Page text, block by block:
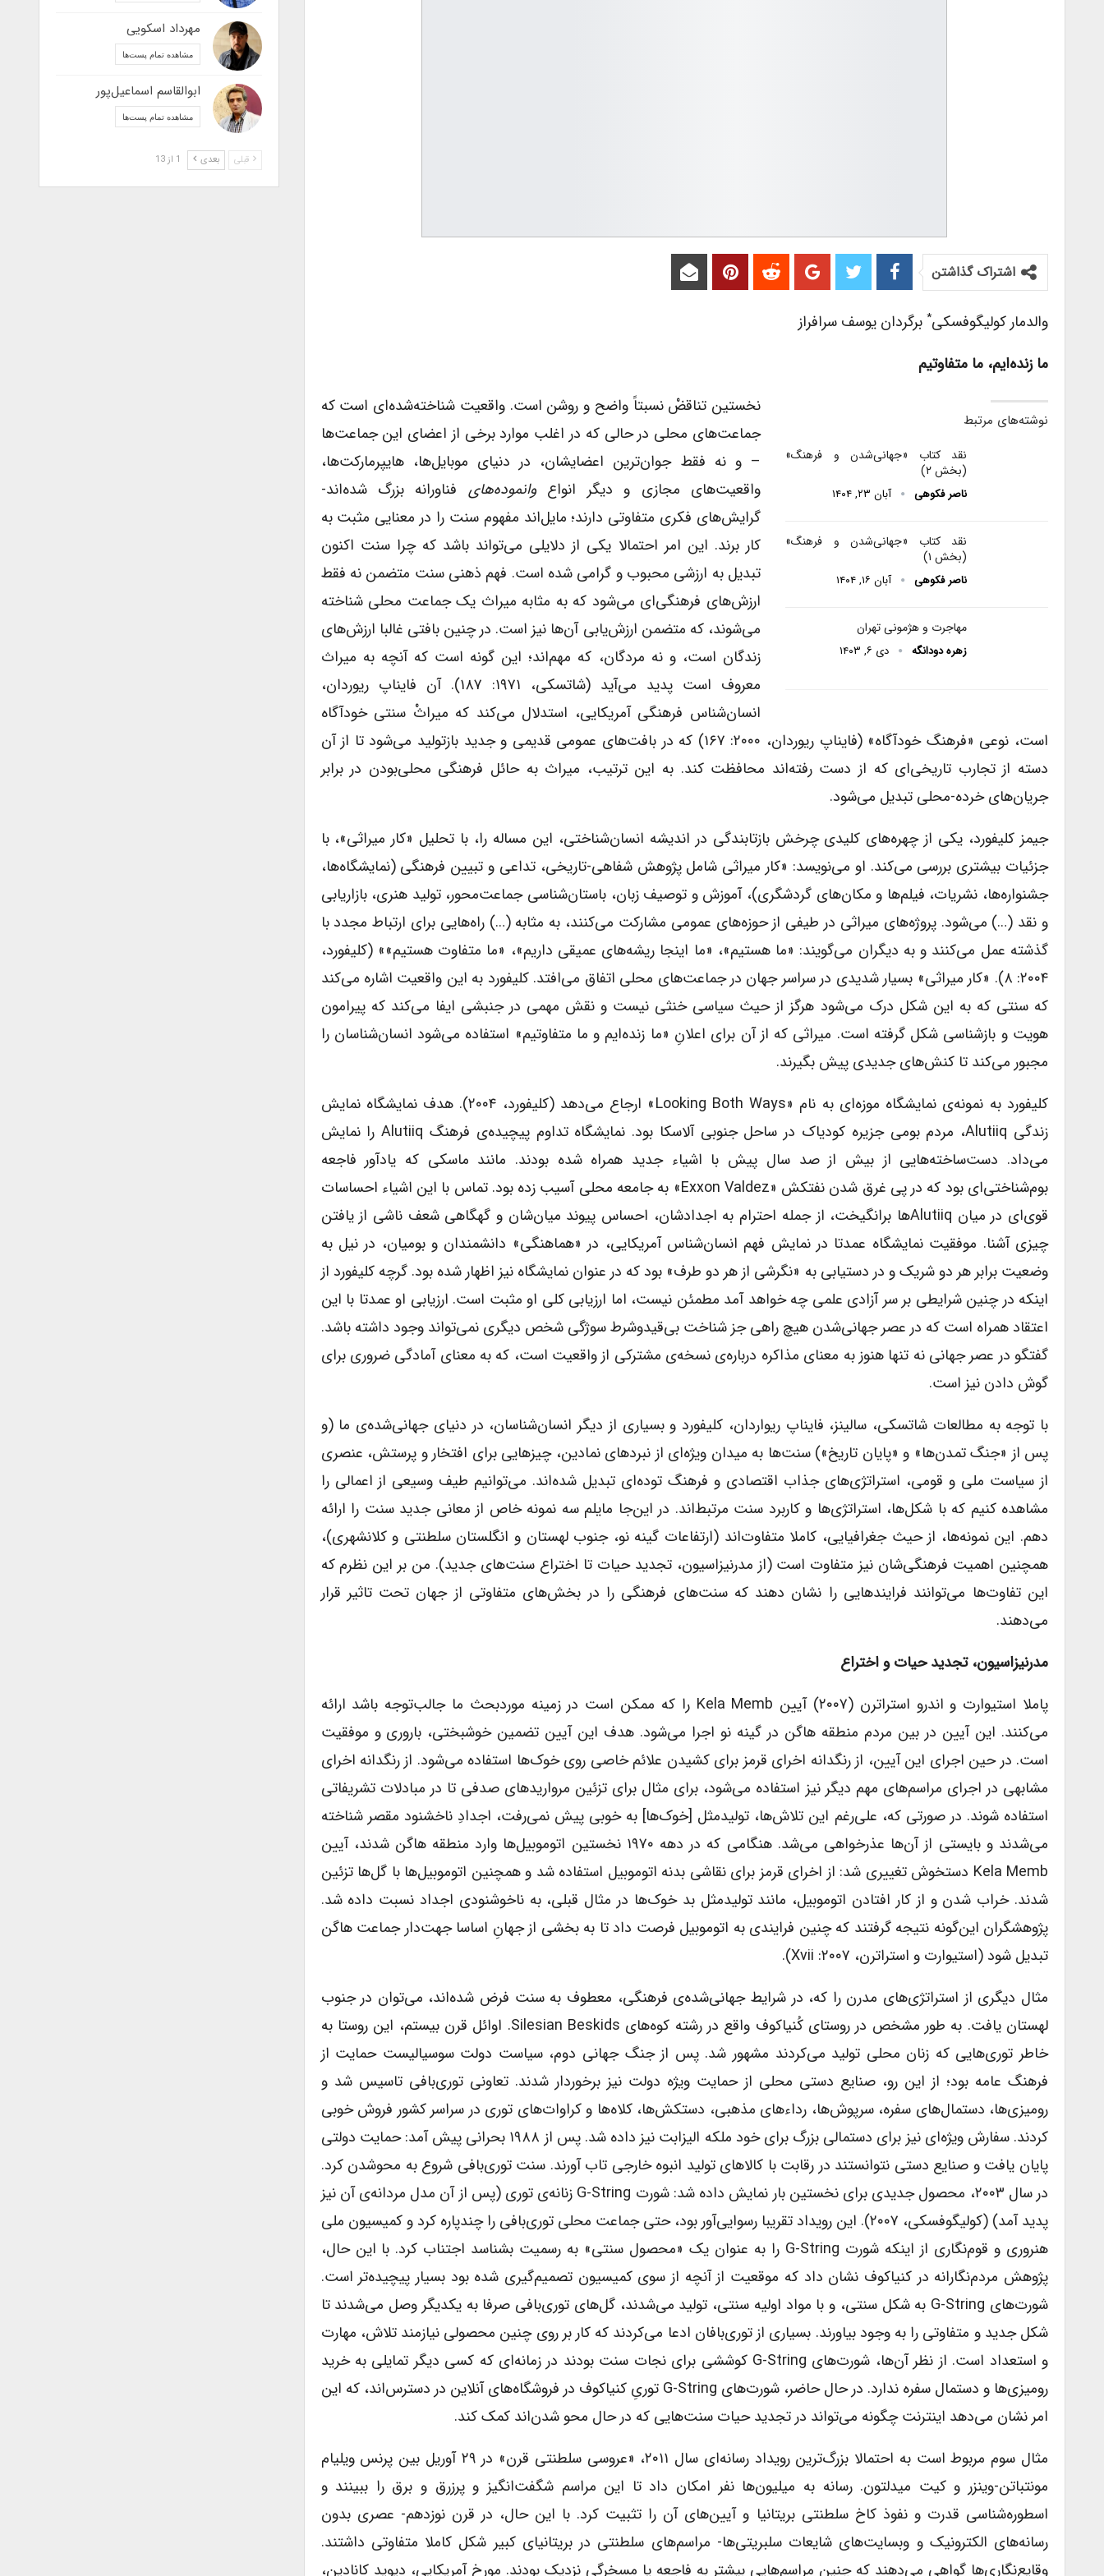
اشتراک گذاشتن
والدمار کولیگوفسکی* برگردان یوسف سرافراز
ما زنده‌ایم، ما متفاوتیم
نوشته‌های مرتبط
نقد کتاب «جهانی‌شدن و فرهنگ»
(بخش ۲)
ناصر فکوهی آبان ۲۳, ۱۴۰۴
نقد کتاب «جهانی‌شدن و فرهنگ»
(بخش ۱)
ناصر فکوهی آبان ۱۶, ۱۴۰۴
مهاجرت‌ و هژمونی تهران
زهره دودانگه دی ۶, ۱۴۰۳
نخستین تناقضْ نسبتاً واضح و روشن است. واقعیت شناخته‌شده‌ای است که
جماعت‌های محلی در حالی که در اغلب موارد برخی از اعضای این جماعت‌ها
– و نه فقط جوان‌ترین اعضایشان، در دنیای موبایل‌ها، هایپرمارکت‌ها،
واقعیت‌های مجازی و دیگر انواعوانموده‌های فناورانه بزرگ شده‌اند-
گرایش‌های فکری متفاوتی دارند؛ مایل‌اند مفهوم سنت را در معنایی مثبت به
کار برند. این امر احتمالا یکی از دلایلی می‌تواند باشد که چرا سنت اکنون
تبدیل به ارزشی محبوب و گرامی شده است. فهم ذهنی سنت متضمن نه فقط
ارزش‌های فرهنگی‌ای می‌شود که به مثابه میراث یک جماعت محلی شناخته
می‌شوند، که متضمن ارزش‌یابی آن‌ها نیز است. در چنین بافتی غالبا ارزش‌های
زندگان است، و نه مردگان، که مهم‌اند؛ این گونه است که آنچه به میراث
معروف است پدید می‌آید (شاتسکی، ۱۹۷۱: ۱۸۷). آن فایناپ ریوردان،
انسان‌شناس فرهنگی آمریکایی، استدلال می‌کند که میراثْ سنتی خودآگاه
است، نوعی «فرهنگ خودآگاه» (فایناپ ریوردان، ۲۰۰۰: ۱۶۷) که در بافت‌های عمومی قدیمی و جدید بازتولید می‌شود تا از آن
دسته از تجارب تاریخی‌ای که از دست رفته‌اند محافظت کند. به این ترتیب، میراث به حائل فرهنگی محلی‌بودن در برابر
جریان‌های خرده-محلی تبدیل می‌شود.
جیمز کلیفورد، یکی از چهره‌های کلیدی چرخش بازتابندگی در اندیشه انسان‌شناختی، این مساله را، با تحلیل «کار میراثی»، با
جزئیات بیشتری بررسی می‌کند. او می‌نویسد: «کار میراثی شامل پژوهش شفاهی-تاریخی، تداعی و تبیین فرهنگی (نمایشگاه‌ها،
جشنواره‌ها، نشریات، فیلم‌ها و مکان‌های گردشگری)، آموزش و توصیف زبان، باستان‌شناسی جماعت‌محور، تولید هنری، بازاریابی
و نقد (…) می‌شود. پروژه‌های میراثی در طیفی از حوزه‌های عمومی مشارکت می‌کنند، به مثابه (…) راه‌هایی برای ارتباط مجدد با
گذشته عمل می‌کنند و به دیگران می‌گویند: «ما هستیم»، «ما اینجا ریشه‌های عمیقی داریم»، «ما متفاوت هستیم»» (کلیفورد،
۲۰۰۴: ۸). «کار میراثی» بسیار شدیدی در سراسر جهان در جماعت‌های محلی اتفاق می‌افتد. کلیفورد به این واقعیت اشاره می‌کند
که سنتی که به این شکل درک می‌شود هرگز از حیث سیاسی خنثی نیست و نقش مهمی در جنبشی ایفا می‌کند که پیرامون
هویت و بازشناسی شکل گرفته است. میراثی که از آن برای اعلانِ «ما زنده‌ایم و ما متفاوتیم» استفاده می‌شود انسان‌شناسان را
مجبور می‌کند تا کنش‌های جدیدی پیش بگیرند.
کلیفورد به نمونه‌ی نمایشگاه موزه‌ای به نام «Looking Both Ways» ارجاع می‌دهد (کلیفورد، ۲۰۰۴). هدف نمایشگاه نمایش
زندگی Alutiiq، مردم بومی جزیره کودیاک در ساحل جنوبی آلاسکا بود. نمایشگاه تداوم پیچیده‌ی فرهنگ Alutiiq را نمایش
می‌داد. دست‌ساخته‌هایی از بیش از صد سال پیش با اشیاء جدید همراه شده بودند. مانند ماسکی که یادآور فاجعه
بوم‌شناختی‌ای بود که در پی غرق شدن نفتکش «Exxon Valdez» به جامعه محلی آسیب زده بود. تماس با این اشیاء احساسات
قوی‌ای در میان Alutiiq‌ها برانگیخت، از جمله احترام به اجدادشان، احساس پیوند میان‌شان و گهگاهی شعف ناشی از یافتن
چیزی آشنا. موفقیت نمایشگاه عمدتا در نمایش فهم انسان‌شناس آمریکایی، در «هماهنگی» دانشمندان و بومیان، در نیل به
وضعیت برابر هر دو شریک و در دستیابی به «نگرشی از هر دو طرف» بود که در عنوان نمایشگاه نیز اظهار شده بود. گرچه کلیفورد از
اینکه در چنین شرایطی بر سر آزادی علمی چه خواهد آمد مطمئن نیست، اما ارزیابی کلی او مثبت است. ارزیابی او عمدتا با این
اعتقاد همراه است که در عصر جهانی‌شدن هیچ راهی جز شناخت بی‌قیدوشرط سوژگی شخص دیگری نمی‌تواند وجود داشته باشد.
گفتگو در عصر جهانی نه تنها هنوز به معنای مذاکره درباره‌ی نسخه‌ی مشترکی از واقعیت است، که به معنای آمادگی ضروری برای
گوش دادن نیز است.
با توجه به مطالعات شاتسکی، سالینز، فایناپ ریواردان، کلیفورد و بسیاری از دیگر انسان‌شناسان، در دنیای جهانی‌شده‌ی ما (و
پس از «جنگ تمدن‌ها» و «پایان تاریخ») سنت‌ها به میدان ویژه‌ای از نبردهای نمادین، چیزهایی برای افتخار و پرستش، عنصری
از سیاست‌ ملی و قومی، استراتژی‌های جذاب اقتصادی و فرهنگ توده‌ای تبدیل شده‌اند. می‌توانیم طیف وسیعی از اعمالی را
مشاهده کنیم که با شکل‌ها، استراتژی‌ها و کاربرد سنت مرتبط‌اند. در این‌جا مایلم سه نمونه خاص از معانی جدید سنت را ارائه
دهم. این نمونه‌ها، از حیث جغرافیایی، کاملا متفاوت‌اند (ارتفاعات گینه نو، جنوب لهستان و انگلستان سلطنتی و کلانشهری)،
همچنین اهمیت فرهنگی‌شان نیز متفاوت است (از مدرنیزاسیون، تجدید حیات تا اختراع سنت‌های جدید). من بر این نظرم که
این تفاوت‌ها می‌توانند فرایندهایی را نشان دهند که سنت‌های فرهنگی را در بخش‌های متفاوتی از جهان تحت تاثیر قرار
می‌دهند.
مدرنیزاسیون، تجدید حیات و اختراع
پاملا استیوارت و اندرو استراترن (۲۰۰۷) آیین Kela Memb را که ممکن است در زمینه موردبحث ما جالب‌توجه باشد ارائه
می‌کنند. این آیین در بین مردم منطقه هاگن در گینه نو اجرا می‌شود. هدف این آیین تضمین خوشبختی، باروری و موفقیت
است. در حین اجرای این آیین، از رنگدانه اخرای قرمز برای کشیدن علائم خاصی روی خوک‌ها استفاده می‌شود. از رنگدانه اخرای
مشابهی در اجرای مراسم‌های مهم دیگر نیز استفاده می‌شود، برای مثال برای تزئین مرواریدهای صدفی تا در مبادلات تشریفاتی
استفاده شوند. در صورتی که، علی‌رغم این تلاش‌ها، تولیدمثل [خوک‌ها] به خوبی پیش نمی‌رفت، اجدادِ ناخشنود مقصر شناخته
می‌شدند و بایستی از آن‌ها عذرخواهی می‌شد. هنگامی که در دهه ۱۹۷۰ نخستین اتوموبیل‌ها وارد منطقه هاگن شدند، آیین
Kela Memb دستخوش تغییری شد: از اخرای قرمز برای نقاشی بدنه اتوموبیل استفاده شد و همچنین اتوموبیل‌ها با گل‌ها تزئین
شدند. خراب شدن و از کار افتادن اتوموبیل، مانند تولیدمثل بد خوک‌ها در مثال قبلی، به ناخوشنودی اجداد نسبت داده شد.
پژوهشگران این‌گونه نتیجه گرفتند که چنین فرایندی به اتوموبیل فرصت داد تا به بخشی از جهانِ اساسا جهت‌دار جماعت هاگن
تبدیل شود (استیوارت و استراترن، ۲۰۰۷: Xvii).
مثال دیگری از استراتژی‌های مدرن را که، در شرایط جهانی‌شده‌ی فرهنگی، معطوف به سنت فرض شده‌اند، می‌توان در جنوب
لهستان یافت. به طور مشخص در روستای کُنیاکوف واقع در رشته‌ کوه‌های Silesian Beskids. اوائل قرن بیستم، این روستا به
خاطر توری‌هایی که زنان محلی تولید می‌کردند مشهور شد. پس از جنگ جهانی دوم، سیاست دولت سوسیالیست حمایت از
فرهنگ عامه بود؛ از این رو، صنایع دستی محلی از حمایت ویژه دولت نیز برخوردار شدند. تعاونی توری‌بافی تاسیس شد و
رومیزی‌ها، دستمال‌های سفره، سرپوش‌ها، رداءهای مذهبی، دستکش‌ها، کلاه‌ها و کراوات‌های توری در سراسر کشور فروش خوبی
کردند. سفارش ویژه‌ای نیز برای دستمالی بزرگ برای خود ملکه الیزابت نیز داده شد. پس از ۱۹۸۸ بحرانی پیش آمد: حمایت دولتی
پایان یافت و صنایع دستی نتوانستند در رقابت با کالاهای تولید انبوه خارجی تاب آورند. سنت توری‌بافی شروع به محوشدن کرد.
در سال ۲۰۰۳، محصول جدیدی برای نخستین بار نمایش داده شد: شورت G-String زنانه‌ی توری (پس از آن مدل مردانه‌ی آن نیز
پدید آمد) (کولیگوفسکی، ۲۰۰۷). این رویداد تقریبا رسوایی‌آور بود، حتی جماعت محلی توری‌بافی را چندپاره کرد و کمیسیون ملی
هنروری و قوم‌نگاری از اینکه شورت G-String را به عنوان یک «محصول سنتی» به رسمیت بشناسد اجتناب کرد. با این حال،
پژوهش مردم‌نگارانه در کنیاکوف نشان داد که موقعیت از آنچه از سوی کمیسیون تصمیم‌گیری شده بود بسیار پیچیده‌تر است.
شورت‌های G-String به شکل سنتی، و با مواد اولیه سنتی، تولید می‌شدند، گل‌های توری‌بافی صرفا به یکدیگر وصل می‌شدند تا
شکل جدید و متفاوتی را به وجود بیاورند. بسیاری از توری‌بافان ادعا می‌کردند که کار بر روی چنین محصولی نیازمند تلاش، مهارت
و استعداد است. از نظر آن‌ها، شورت‌های G-String کوششی برای نجات سنت بودند در زمانه‌ای که کسی دیگر تمایلی به خرید
رومیزی‌ها و دستمال سفره ندارد. در حال حاضر، شورت‌های G-String توریِ کنیاکوف در فروشگاه‌های آنلاین در دسترس‌اند، که این
امر نشان می‌دهد اینترنت چگونه می‌تواند در تجدید حیات سنت‌هایی که در حال محو شدن‌اند کمک کند.
مثال سوم مربوط است به احتمالا بزرگ‌ترین رویداد رسانه‌ای سال ۲۰۱۱، «عروسی سلطنتی قرن» در ۲۹ آوریل بین پرنس ویلیام
مونتباتن-وینزر و کیت میدلتون. رسانه به میلیون‌ها نفر امکان داد تا این مراسم شگفت‌انگیز و پرزرق و برق را ببینند و
اسطوره‌شناسی قدرت و نفوذ کاخ سلطنتی بریتانیا و آیین‌های آن را تثبیت کرد. با این حال، در قرن نوزدهم- عصری بدون
رسانه‌های الکترونیک و وبسایت‌های شایعات سلبریتی‌ها- مراسم‌های سلطنتی در بریتانیای کبیر شکل کاملا متفاوتی داشتند.
وقایع‌نگاری‌ها گواهی می‌دهند که چنین مراسم‌هایی بیشتر به فاجعه یا مسخرگی نزدیک بودند. مورخ آمریکایی، دیوید کانادین،
مهرداد اسکویی
مشاهده تمام پست‌ها
ابوالقاسم اسماعیل‌پور
مشاهده تمام پست‌ها
قبلی بعدی 1 از 13